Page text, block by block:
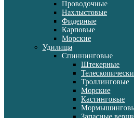
Проводочные
Нахлыстовые
Фидерные
Карповые
Морские
Удилища
Спиннинговые
Штекерные
Троллинговые
Морские
Кастинговые
Запасные